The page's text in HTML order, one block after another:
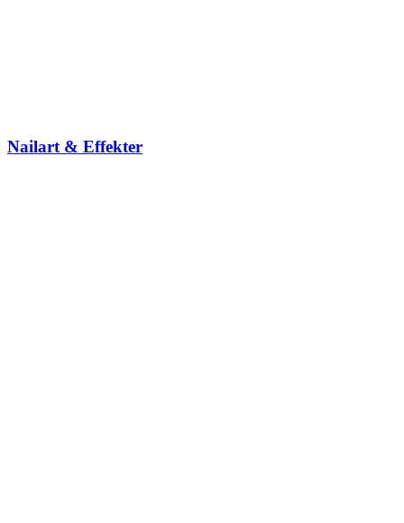
Nailart & Effekter